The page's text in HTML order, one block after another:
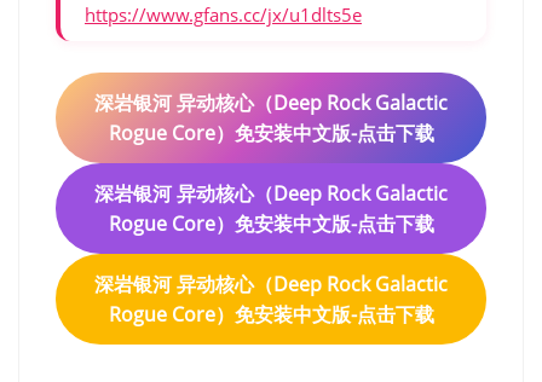
https://www.gfans.cc/jx/u1dlts5e
深岩银河 异动核心（Deep Rock Galactic
Rogue Core）免安装中文版-点击下载
深岩银河 异动核心（Deep Rock Galactic
Rogue Core）免安装中文版-点击下载
深岩银河 异动核心（Deep Rock Galactic
Rogue Core）免安装中文版-点击下载